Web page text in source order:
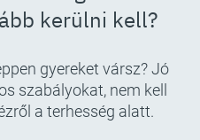
kerülni kell?
gyereket vársz? Jó
szabályokat, nem kell
a terhesség alatt.